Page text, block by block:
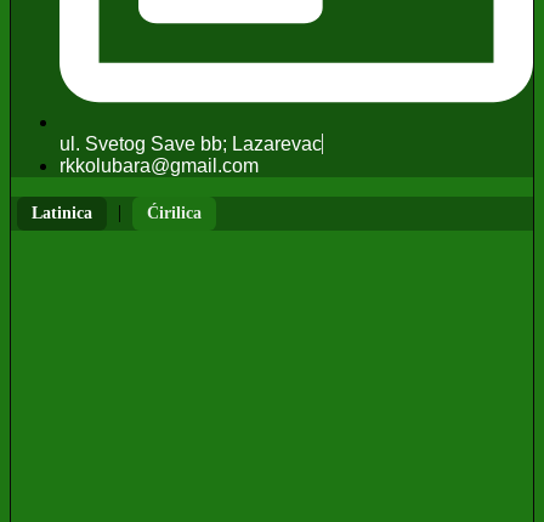
ul. Svetog Save bb; Lazarevac
rkkolubara@gmail.com
Latinica | Ćirilica